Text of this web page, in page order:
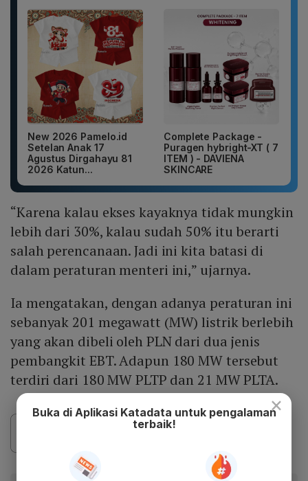
New 2026 Pamelo.id
Setelan Anak 17
Agustus Dirgahayu 81
2026 Katun...
Complete Package -
Puragen hybright-XT ( 7
ITEM ) - DAVIENA
SKINCARE
“Karena kalau ekses kayaknya tidak mungkin
lebih dari 30%, kalau sudah 50% itu berarti
salah perencanaan. Jadi ini kita batasi di
dalam peraturan menteri ini,” ujarnya.
Ia mengatakan, dengan adanya peraturan ini
sebanyak 201 megawatt (MW) listrik berlebih
yang akan dibeli oleh PLN dari dua jenis
pembangkit EBT. Adapun 180 MW tersebut
terdiri dari 180 MW PLTP dan 21 MW PLTA.
×
Buka di Aplikasi Katadata untuk pengalaman
terbaik!